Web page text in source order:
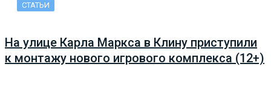
СТАТЬИ
На улице Карла Маркса в Клину приступили
к монтажу нового игрового комплекса (12+)